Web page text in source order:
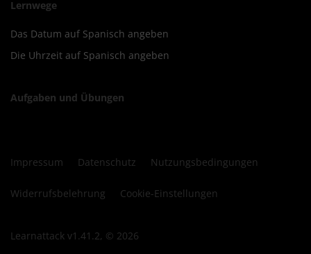
Lernwege
Das Datum auf Spanisch angeben
Die Uhrzeit auf Spanisch angeben
Aufgaben und Übungen
Impressum Datenschutz Nutzungsbedingungen
Widerrufsbelehrung Cookie-Einstellungen
Learnattack v1.41.2, © 2026